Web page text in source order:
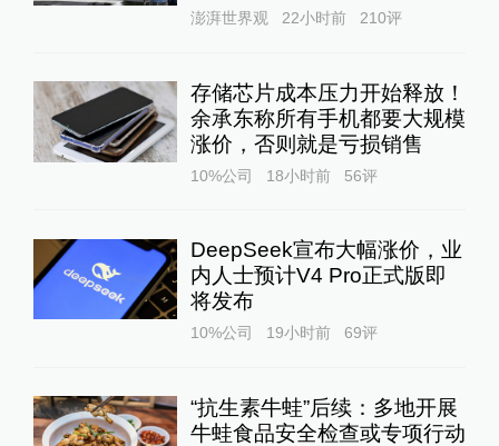
澎湃世界观 22小时前 210评
存储芯片成本压力开始释放！
余承东称所有手机都要大规模
涨价，否则就是亏损销售
10%公司 18小时前 56评
DeepSeek宣布大幅涨价，业
内人士预计V4 Pro正式版即
将发布
10%公司 19小时前 69评
“抗生素牛蛙”后续：多地开展
牛蛙食品安全检查或专项行动